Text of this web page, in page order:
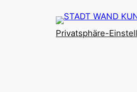
Privatsphäre-